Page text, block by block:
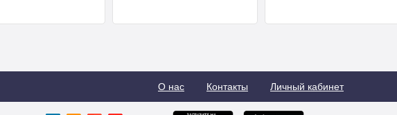
О нас Контакты Личный кабинет